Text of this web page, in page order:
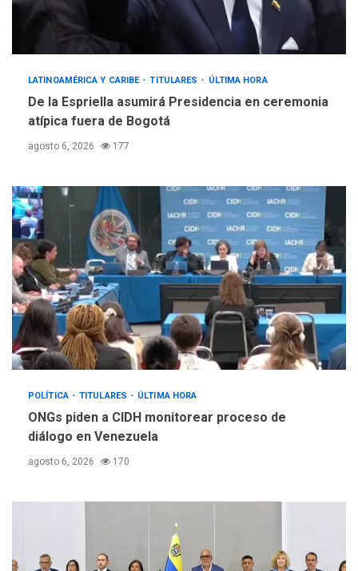
LATINOAMÉRICA Y CARIBE TITULARES ÚLTIMA HORA
De la Espriella asumirá Presidencia en ceremonia
atípica fuera de Bogotá
agosto 6, 2026 177
POLÍTICA TITULARES ÚLTIMA HORA
ONGs piden a CIDH monitorear proceso de
diálogo en Venezuela
agosto 6, 2026 170